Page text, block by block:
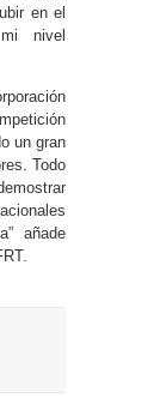
en el
nivel
un gran
Todo
añade